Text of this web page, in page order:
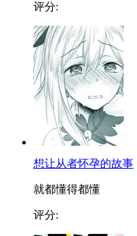
评分:
想让从者怀孕的故事
就都懂得都懂
评分: